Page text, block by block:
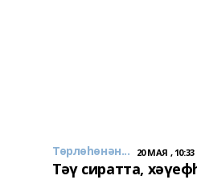
Төрлөһөнән... 20 МАЯ , 10:33
Тәү сиратта,